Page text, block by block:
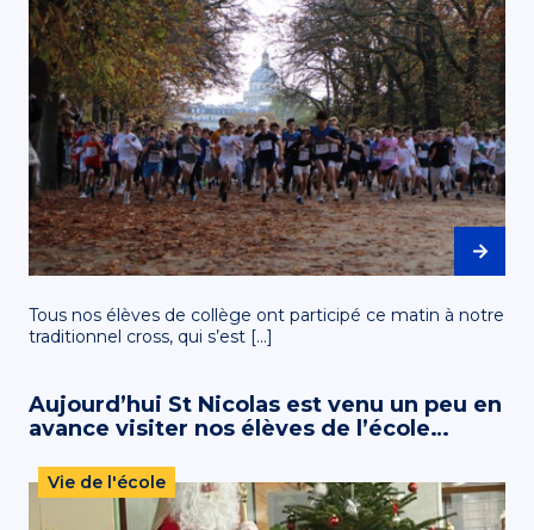
Tous nos élèves de collège ont participé ce matin à notre
traditionnel cross, qui s’est […]
Aujourd’hui St Nicolas est venu un peu en
avance visiter nos élèves de l’école
Vie de l'école